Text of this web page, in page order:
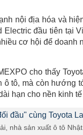
nội địa hóa và
Electric đầu tiên tại
cơ hội để doanh
cho thấy
ô tô, mà còn hướng
hạn cho nền kinh
đầu" cùng Toyota
nhà sản xuất ô tô